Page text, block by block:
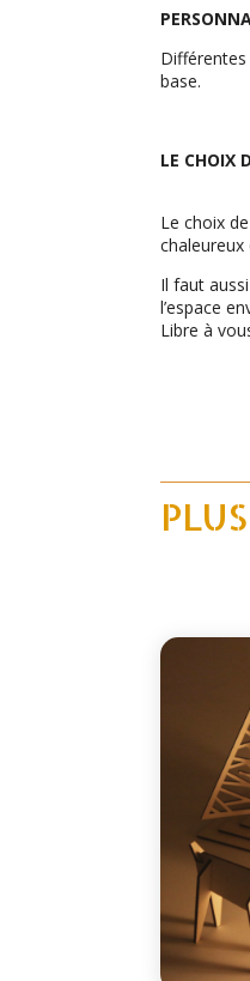
base.
LE CHOIX
Le choix
chaleureux
Il faut
l’espace
Libre à